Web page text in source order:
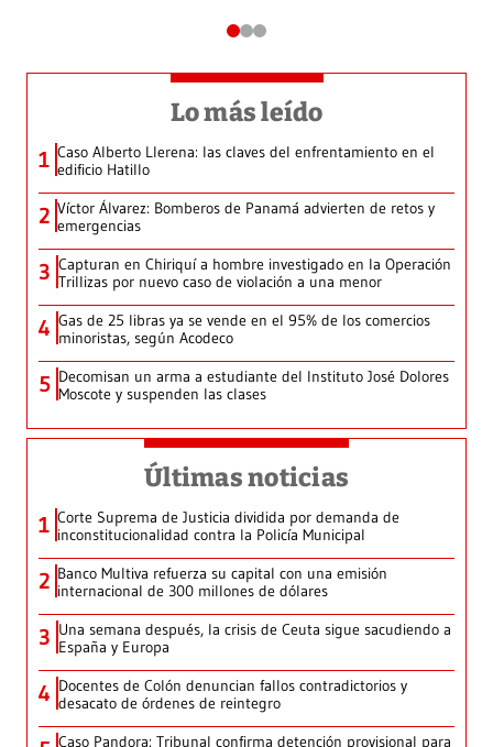
Lo más leído
1 Caso Alberto Llerena: las claves del enfrentamiento en el
edificio Hatillo
2 Víctor Álvarez: Bomberos de Panamá advierten de retos y
emergencias
3 Capturan en Chiriquí a hombre investigado en la Operación
Trillizas por nuevo caso de violación a una menor
4 Gas de 25 libras ya se vende en el 95% de los comercios
minoristas, según Acodeco
5 Decomisan un arma a estudiante del Instituto José Dolores
Moscote y suspenden las clases
Últimas noticias
1 Corte Suprema de Justicia dividida por demanda de
inconstitucionalidad contra la Policía Municipal
2 Banco Multiva refuerza su capital con una emisión
internacional de 300 millones de dólares
3 Una semana después, la crisis de Ceuta sigue sacudiendo a
España y Europa
4 Docentes de Colón denuncian fallos contradictorios y
desacato de órdenes de reintegro
Caso Pandora: Tribunal confirma detención provisional para